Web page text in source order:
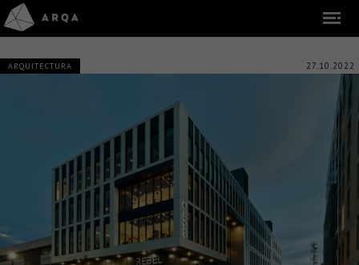
ARQUITECTURA 27.10.2022